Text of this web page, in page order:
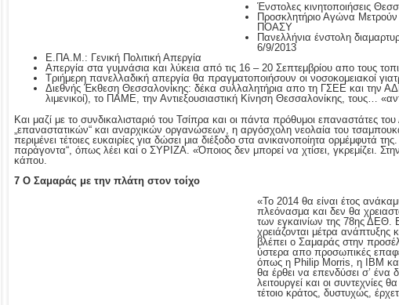
Ένστολες κινητοποιήσεις
Προσκλητήριο Αγώνα
ΠΟΑΣΥ
Πανελλήνια ένστολη
6/9/2013
E.ΠΑ.Μ.: Γενική Πολιτική Απεργία
Απεργία στα γυμνάσια και λύκεια από τις 16 – 20 Σεπτεμβρίου απο τους
Τριήμερη πανελλαδική απεργία θα πραγματοποιήσουν οι νοσοκομειακοί
Διεθνής Έκθεση Θεσσαλονίκης: δέκα συλλαλητήρια απο τη ΓΣΕΕ και την
λιμενικοί), το ΠΑΜΕ, την Αντιεξουσιαστική Κίνηση Θεσσαλονίκης, τους…
Και μαζί με το συνδικαλισταριό του Τσίπρα και οι πάντα πρόθυμοι
„επαναστατικών“ και αναρχικών οργανώσεων, η αργόσχολη νεολαία του
περιμένει τέτοιες ευκαιρίες για δώσει μια διέξοδο στα ανικανοποίητα ορμέμφυτά
παράγοντα“, όπως λέει καί ο ΣΥΡΙΖΑ. «Όποιος δεν μπορεί να χτίσει, γκρεμίζει.
κάπου.
7 Ο Σαμαράς με την πλάτη στον τοίχο
«Το 2014 θα είναι έτος
πλεόνασμα και δεν θα
των εγκαινίων της 78ης ΔΕΘ.
χρειάζονται μέτρα
βλέπει ο Σαμαράς στην
ύστερα απο προσωπικές
όπως η Philip Morris, η IBΜ και
θα έρθει να επενδύσει σ’
λειτουργεί και οι συντεχνίες
τέτοιο κράτος, δυστυχώς,